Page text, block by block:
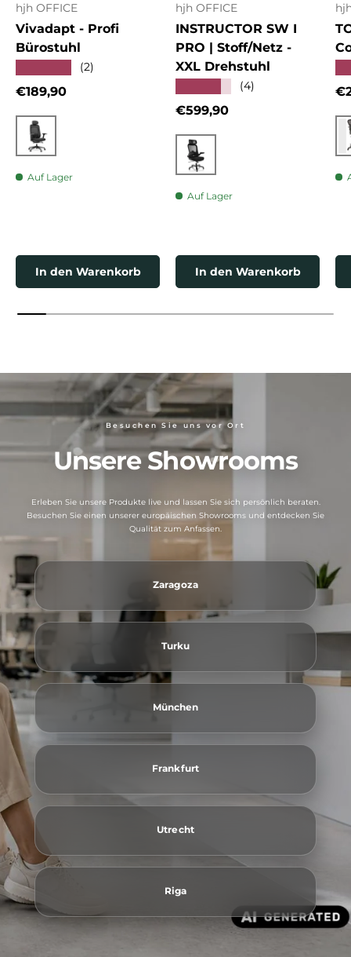
hjh OFFICE
Vivadapt - Profi
Bürostuhl
(2)
Normaler Preis
€189,90
Schwarz
Auf Lager
In den Warenkorb
hjh OFFICE
INSTRUCTOR SW I
PRO | Stoff/Netz -
XXL Drehstuhl
(4)
Normaler Preis
€599,90
Schwarz
Auf Lager
In den Warenkorb
Besuchen Sie uns vor Ort
Unsere Showrooms
Erleben Sie unsere Produkte live und lassen Sie sich persönlich beraten.
Besuchen Sie einen unserer europäischen Showrooms und entdecken Sie
Qualität zum Anfassen.
Zaragoza
Turku
München
Frankfurt
Utrecht
Riga